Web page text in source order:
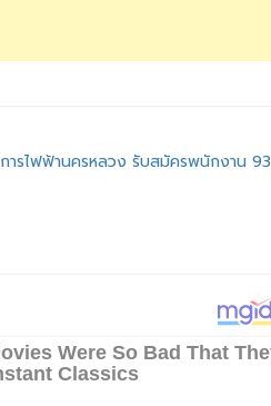
การไฟฟ้านครหลวง รับสมัครพนักงาน